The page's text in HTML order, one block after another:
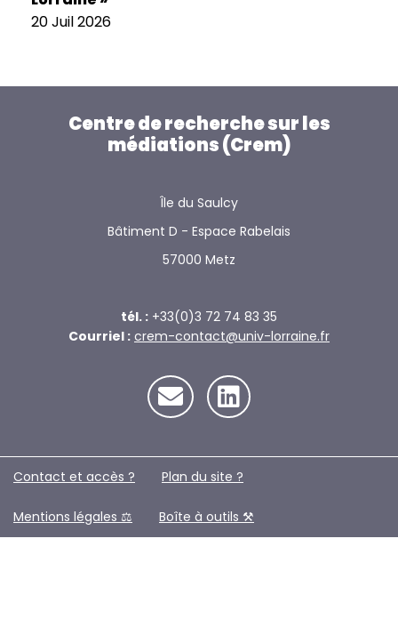
20 Juil 2026
Centre de recherche sur les
médiations (Crem)
Île du Saulcy
Bâtiment D - Espace Rabelais
57000 Metz
tél. : +33(0)3 72 74 83 35
Courriel : crem-contact@univ-lorraine.fr
Contact et accès ? Plan du site ?️
Mentions légales ⚖️ Boîte à outils ⚒️